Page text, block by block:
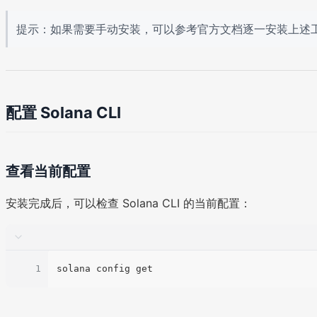
提示：如果需要手动安装，可以参考官方文档逐一安装上述
配置 Solana CLI
查看当前配置
安装完成后，可以检查 Solana CLI 的当前配置：
1